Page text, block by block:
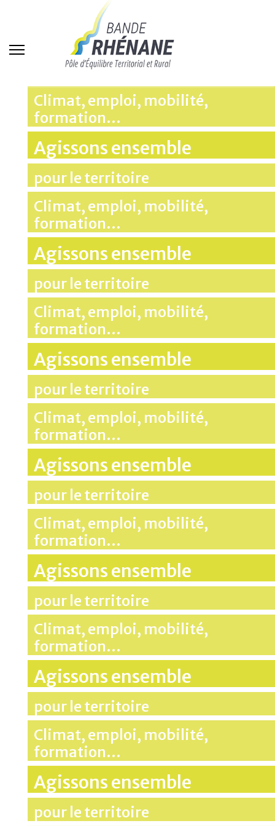
Climat, emploi, mobilité,
formation…
Agissons ensemble
pour le territoire
Climat, emploi, mobilité,
formation…
Agissons ensemble
pour le territoire
Climat, emploi, mobilité,
formation…
Agissons ensemble
pour le territoire
Climat, emploi, mobilité,
formation…
Agissons ensemble
pour le territoire
Climat, emploi, mobilité,
formation…
Agissons ensemble
pour le territoire
Climat, emploi, mobilité,
formation…
Agissons ensemble
pour le territoire
Climat, emploi, mobilité,
formation…
Agissons ensemble
pour le territoire